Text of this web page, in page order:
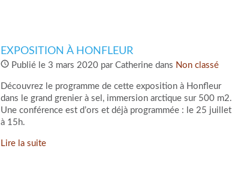
EXPOSITION À HONFLEUR
Publié le 3 mars 2020 par Catherine dans Non classé
Découvrez le programme de cette exposition à Honfleur
dans le grand grenier à sel, immersion arctique sur 500 m2.
Une conférence est d’ors et déjà programmée : le 25 juillet
à 15h.
Lire la suite